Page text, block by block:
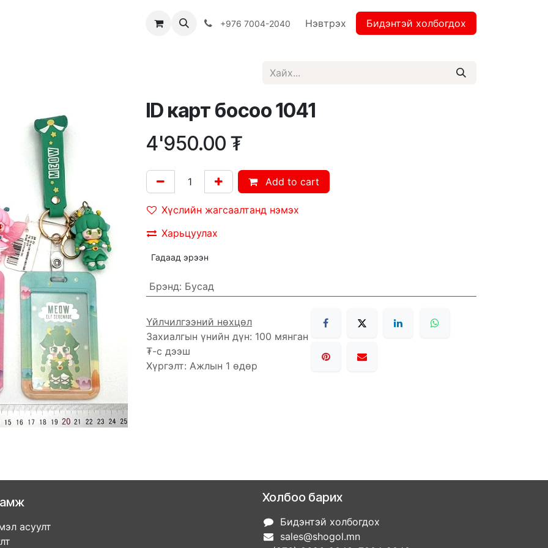
Хямдрал ♻️ Эко шогол+976 7004-2040 Нэвтрэх Бидэнтэй холбогдох
ID карт босоо 1041
4'950.00 ₮
Add to cart
Хүслийн жагсаалтанд нэмэх
Харьцуулах
Гадаад эрээн
Брэнд: Бусад
Үйлчилгээний нөхцөл
Захиалгын үнийн дүн: 100 мянган
₮-с дээш
Хүргэлт: Ажлын 1 өдөр
асуулт
Холбоо барих
Бидэнтэй холбогдох
sales@shogol.mn